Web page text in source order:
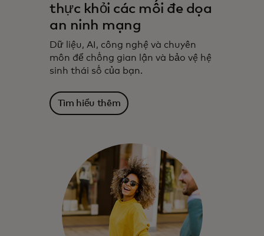
thực khỏi các mối đe dọa
an ninh mạng
Dữ liệu, AI, công nghệ và chuyên
môn để chống gian lận và bảo vệ hệ
sinh thái số của bạn.
Tìm hiểu thêm